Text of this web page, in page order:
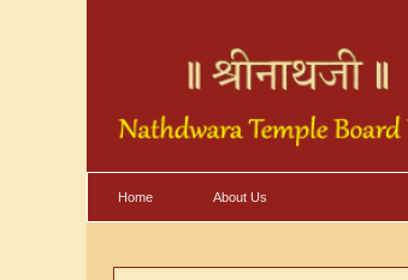
Home About Us